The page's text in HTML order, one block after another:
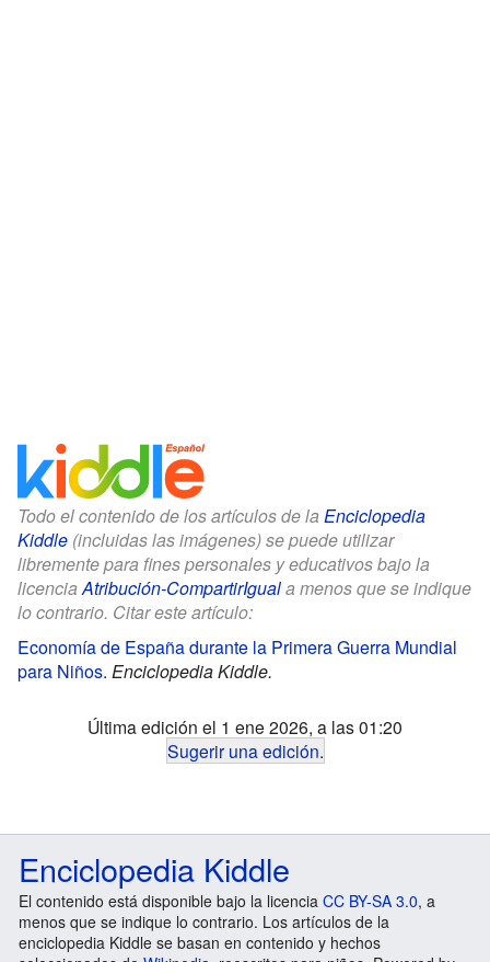
Todo el contenido de los artículos de la Enciclopedia
Kiddle (incluidas las imágenes) se puede utilizar
libremente para fines personales y educativos bajo la
licenciaAtribución-CompartirIguala menos que se indique
lo contrario. Citar este artículo:
Economía de España durante la Primera Guerra Mundial
para Niños. Enciclopedia Kiddle.
Última edición el 1 ene 2026, a las 01:20
Sugerir una edición.
Enciclopedia Kiddle
El contenido está disponible bajo la licencia CC BY-SA 3.0, a
menos que se indique lo contrario. Los artículos de la
enciclopedia Kiddle se basan en contenido y hechos